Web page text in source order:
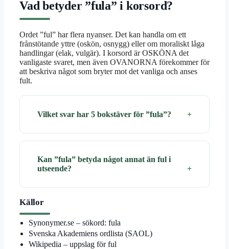
Vad betyder ”fula” i korsord?
Ordet ”ful” har flera nyanser. Det kan handla om ett
frånstötande yttre (oskön, osnygg) eller om moraliskt låga
handlingar (elak, vulgär). I korsord är OSKÖNA det
vanligaste svaret, men även OVANORNA förekommer för
att beskriva något som bryter mot det vanliga och anses
fult.
Vilket svar har 5 bokstäver för ”fula”?
Kan ”fula” betyda något annat än ful i
utseende?
Källor
Synonymer.se – sökord: fula
Svenska Akademiens ordlista (SAOL)
Wikipedia – uppslag för ful